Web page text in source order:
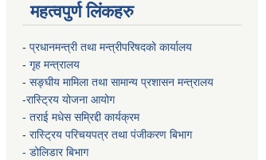
महत्वपुर्ण लिंकहरु
- प्रधानमन्त्री तथा मन्त्रीपरिषदको कार्यालय
- गृह मन्त्रालय
- सङ्घीय मामिला तथा सामान्य प्रशासन मन्त्रालय
-रास्ट्रिय योजना आयोग
- तराई मधेस सम्रिद्दी कार्यक्रम
- रास्ट्रिय परिचयपत्र तथा पंजीकरण बिभाग
- डोलिडार बिभाग